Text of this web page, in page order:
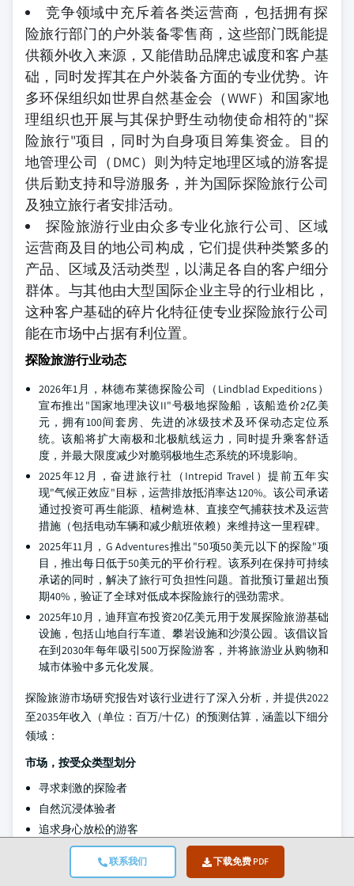
联系我们 下载免费 PDF
竞争领域中充斥着各类运营商，包括拥有探
险旅行部门的户外装备零售商，这些部门既能提
供额外收入来源，又能借助品牌忠诚度和客户基
础，同时发挥其在户外装备方面的专业优势。许
多环保组织如世界自然基金会（WWF）和国家地
理组织也开展与其保护野生动物使命相符的"探
险旅行"项目，同时为自身项目筹集资金。目的
地管理公司（DMC）则为特定地理区域的游客提
供后勤支持和导游服务，并为国际探险旅行公司
及独立旅行者安排活动。
探险旅游行业由众多专业化旅行公司、区域
运营商及目的地公司构成，它们提供种类繁多的
产品、区域及活动类型，以满足各自的客户细分
群体。与其他由大型国际企业主导的行业相比，
这种客户基础的碎片化特征使专业探险旅行公司
能在市场中占据有利位置。
探险旅游行业动态
2026年1月，林德布莱德探险公司（Lindblad Expeditions）
宣布推出"国家地理决议II"号极地探险船，该船造价2亿美
元，拥有100间套房、先进的冰级技术及环保动态定位系
统。该船将扩大南极和北极航线运力，同时提升乘客舒适
度，并最大限度减少对脆弱极地生态系统的环境影响。
2025年12月，奋进旅行社（Intrepid Travel）提前五年实
现"气候正效应"目标，运营排放抵消率达120%。该公司承诺
通过投资可再生能源、植树造林、直接空气捕获技术及运营
措施（包括电动车辆和减少航班依赖）来维持这一里程碑。
2025年11月，G Adventures推出"50项50美元以下的探险"项
目，推出每日低于50美元的平价行程。该系列在保持可持续
承诺的同时，解决了旅行可负担性问题。首批预订量超出预
期40%，验证了全球对低成本探险旅行的强劲需求。
2025年10月，迪拜宣布投资20亿美元用于发展探险旅游基础
设施，包括山地自行车道、攀岩设施和沙漠公园。该倡议旨
在到2030年每年吸引500万探险游客，并将旅游业从购物和
城市体验中多元化发展。
探险旅游市场研究报告对该行业进行了深入分析，并提供2022
至2035年收入（单位：百万/十亿）的预测估算，涵盖以下细分
领域：
市场，按受众类型划分
寻求刺激的探险者
自然沉浸体验者
追求身心放松的游客
活动驱动型游客
商务休闲结合型游客